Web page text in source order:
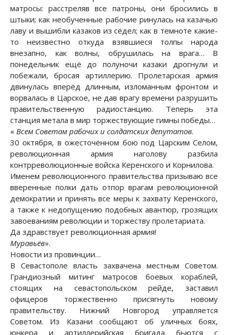
матросы: расстреляв все патроны, они бросились в
штыки; как необученные рабочие ринулась на казачью
лаву и вышибли казаков из сёдел; как в темноте какие-
то неизвестно откуда взявшиеся толпы народа
внезапно, как волны, обрушилась на врага… В
понедельник ещё до полуночи казаки дрогнули и
побежали, бросая артиллерию. Пролетарская армия
двинулась вперёд длинным, изломанным фронтом и
ворвалась в Царское, не дав врагу времени разрушить
правительственную радиостанцию. Теперь эта
станция метала в мир торжествующие гимны победы…
« Всем Советам рабочих и солдатских депутатов.
30 октября, в ожесточённом бою под Царским Селом,
революционная армия наголову разбила
контрреволюционные войска Керенского и Корнилова.
Именем революционного правительства призываю все
вверенные полки дать отпор врагам революционной
демократии и принять все меры к захвату Керенского,
а также к недопущению подобных авантюр, грозящих
завоеваниям революции и торжеству пролетариата.
Да здравствует революционная армия!
Муравьёв».
Новости из провинции…
В Севастополе власть захвачена местным Советом.
Грандиозный митинг матросов боевых кораблей,
стоящих на севастопольском рейде, заставил
офицеров торжественно присягнуть новому
правительству. Нижний Новгород управляется
Советом. Из Казани сообщают об уличных боях,
юнкера и артиллерийская бригада бьются с